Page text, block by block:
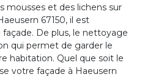
mousses et des lichens sur
67150, il est
De plus, le nettoyage
qui permet de garder le
habitation. Quel que soit le
votre façade à Haeusern